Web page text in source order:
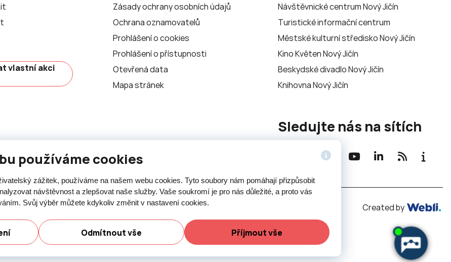
používáme cookies
zážitek, používáme na našem webu cookies. Tyto soubory nám pomáhají přizpůsobit
návštěvnost a zlepšovat naše služby. Vaše soukromí je pro nás důležité, a proto vás
Svůj výběr můžete kdykoliv změnit v nastavení cookies.
Odmítnout vše Příjmout vše
vlastní akci
Zásady ochrany osobních údajů
Ochrana oznamovatelů
Prohlášení o cookies
Prohlášení o přístupnosti
Otevřená data
Mapa stránek
Návštěvnické centrum Nový Jičín
Turistické informační centrum
Městské kulturní středisko Nový Jičín
Kino Květen Nový Jičín
Beskydské divadlo Nový Jičín
Knihovna Nový Jičín
Sledujte nás na sítích
je umožněn pouze se souhlasem města Nový Jičín. Created by
Potřebujete poradit?